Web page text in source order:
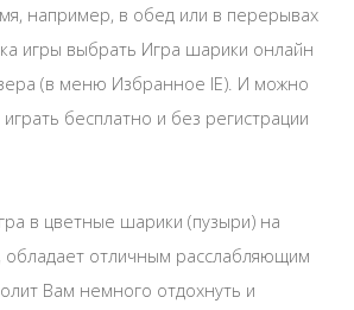
например, в обед или в перерывах
игры выбрать Игра шарики онлайн
(в меню Избранное IE). И можно
бесплатно и без регистрации
в цветные шарики (пузыри) на
отличным расслабляющим
Вам немного отдохнуть и